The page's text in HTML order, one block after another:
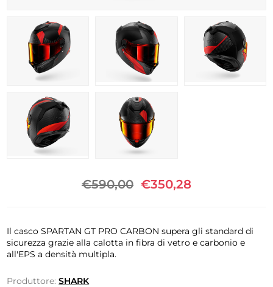
€590,00 €350,28
Il casco SPARTAN GT PRO CARBON supera gli standard di
sicurezza grazie alla calotta in fibra di vetro e carbonio e
all'EPS a densità multipla.
Produttore: SHARK